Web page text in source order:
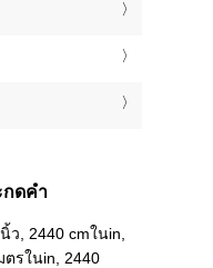
กดคำ
ว, 2440 cmในin,
ตรในin, 2440